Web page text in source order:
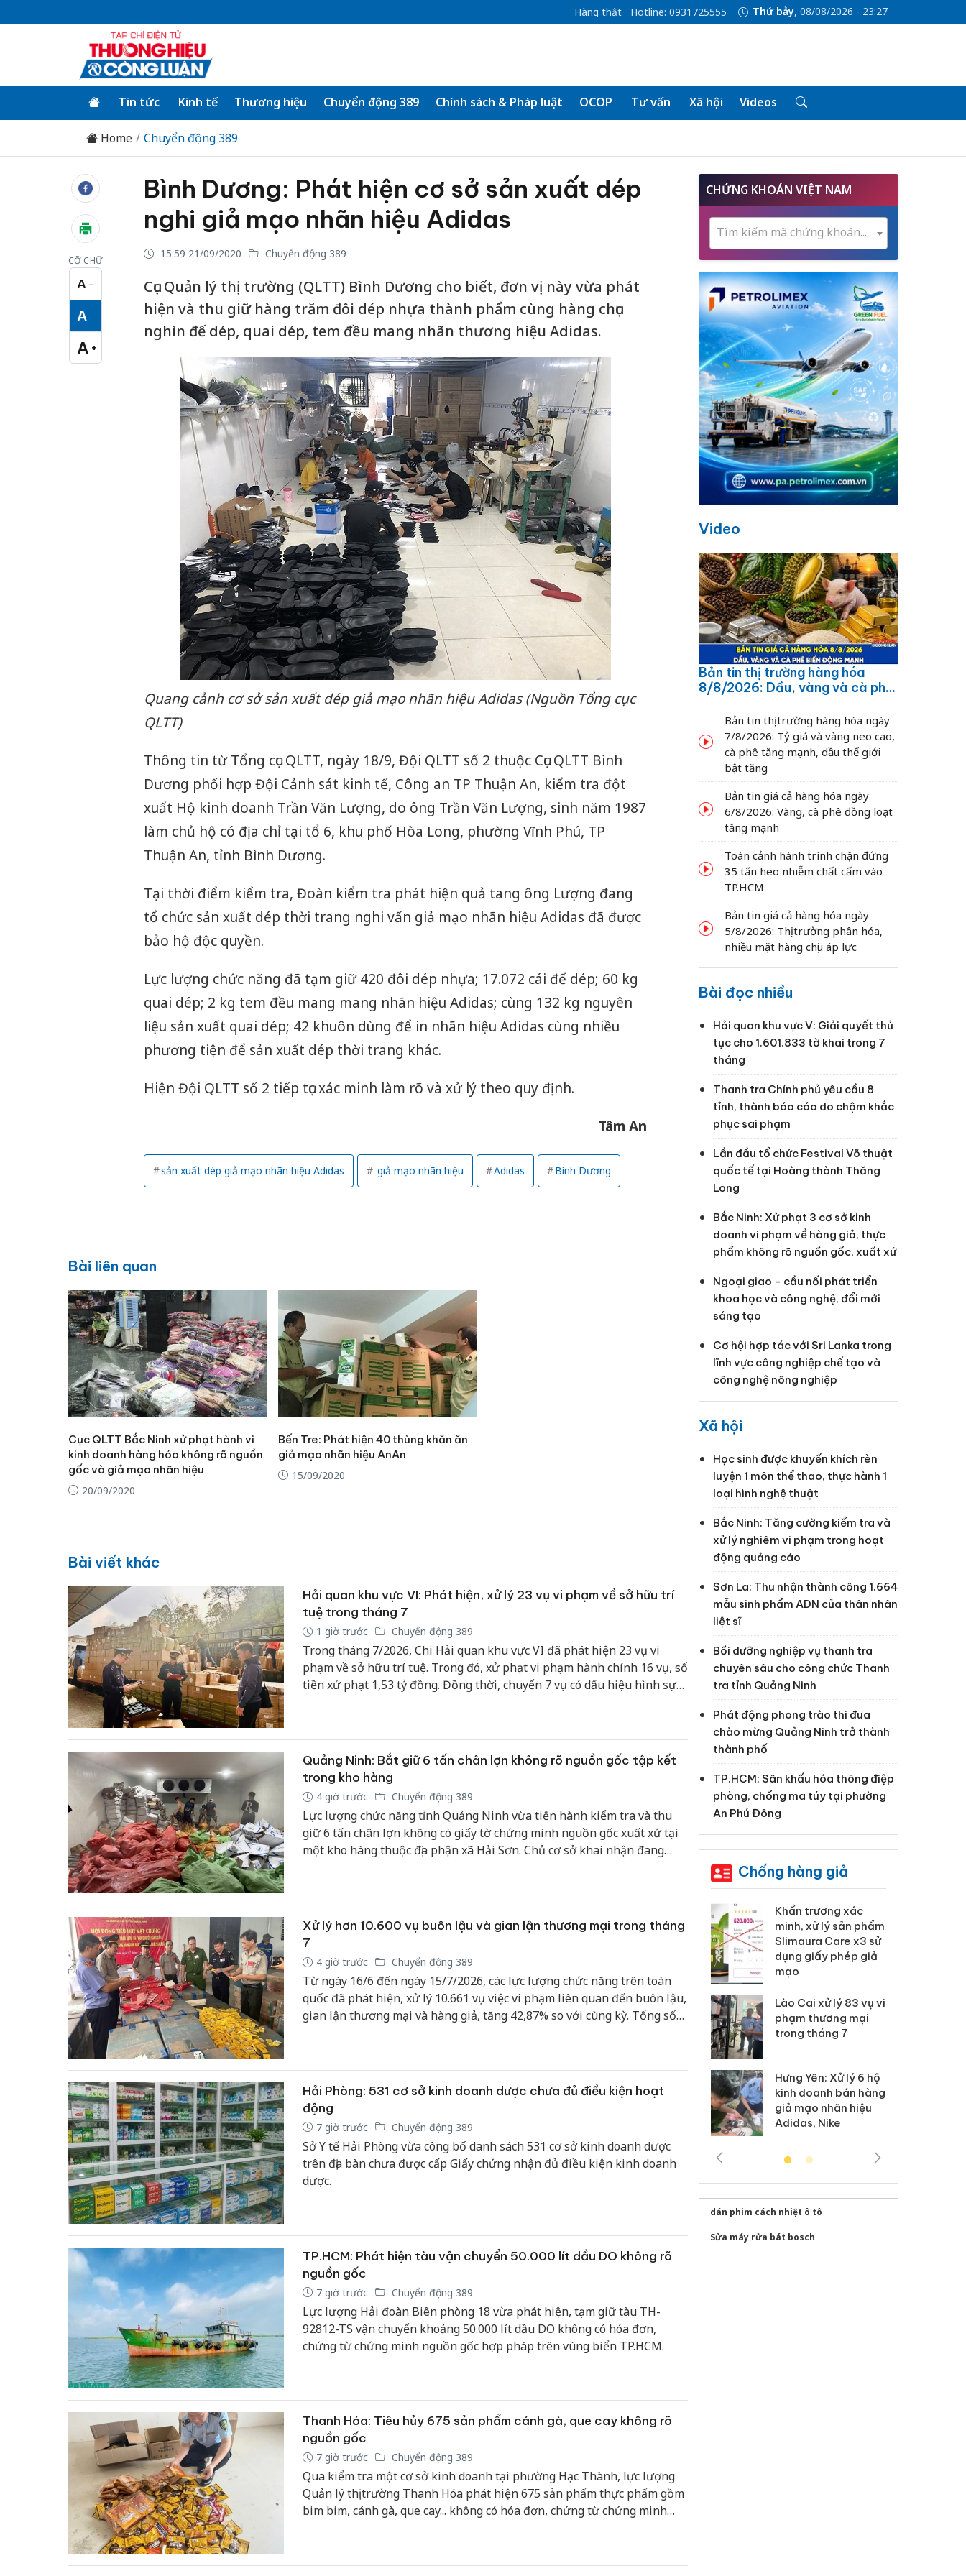
Hàng thật Hotline: 0931725555 Thứ bảy, 08/08/2026 - 23:27
Tin tức Kinh tế Thương hiệu Chuyển động 389 Chính sách & Pháp luật OCOP Tư vấn Xã hội Videos
Home Chuyển động 389
CỠ CHỮ
A −
Cỡ chữ nhỏ
A
Cỡ chữ vừa
A +
Cỡ chữ lớn
Bình Dương: Phát hiện cơ sở sản xuất dép
nghi giả mạo nhãn hiệu Adidas
15:59 21/09/2020 Chuyển động 389
Cục Quản lý thị trường (QLTT) Bình Dương cho biết, đơn vị này vừa phát
hiện và thu giữ hàng trăm đôi dép nhựa thành phẩm cùng hàng chục
nghìn đế dép, quai dép, tem đều mang nhãn thương hiệu Adidas.
Quang cảnh cơ sở sản xuất dép giả mạo nhãn hiệu Adidas (Nguồn Tổng cục
QLTT)
Thông tin từ Tổng cục QLTT, ngày 18/9, Đội QLTT số 2 thuộc Cục QLTT Bình
Dương phối hợp Đội Cảnh sát kinh tế, Công an TP Thuận An, kiểm tra đột
xuất Hộ kinh doanh Trần Văn Lượng, do ông Trần Văn Lượng, sinh năm 1987
làm chủ hộ có địa chỉ tại tổ 6, khu phố Hòa Long, phường Vĩnh Phú, TP
Thuận An, tỉnh Bình Dương.
Tại thời điểm kiểm tra, Đoàn kiểm tra phát hiện quả tang ông Lượng đang
tổ chức sản xuất dép thời trang nghi vấn giả mạo nhãn hiệu Adidas đã được
bảo hộ độc quyền.
Lực lượng chức năng đã tạm giữ 420 đôi dép nhựa; 17.072 cái đế dép; 60 kg
quai dép; 2 kg tem đều mang mang nhãn hiệu Adidas; cùng 132 kg nguyên
liệu sản xuất quai dép; 42 khuôn dùng để in nhãn hiệu Adidas cùng nhiều
phương tiện để sản xuất dép thời trang khác.
Hiện Đội QLTT số 2 tiếp tục xác minh làm rõ và xử lý theo quy định.
Tâm An
sản xuất dép giả mạo nhãn hiệu Adidas giả mạo nhãn hiệu Adidas Bình Dương
Bài liên quan
Cục QLTT Bắc Ninh xử phạt hành vi
kinh doanh hàng hóa không rõ nguồn
gốc và giả mạo nhãn hiệu
20/09/2020
Bến Tre: Phát hiện 40 thùng khăn ăn
giả mạo nhãn hiệu AnAn
15/09/2020
Bài viết khác
Hải quan khu vực VI: Phát hiện, xử lý 23 vụ vi phạm về sở hữu trí
tuệ trong tháng 7
1 giờ trước Chuyển động 389
Trong tháng 7/2026, Chi Hải quan khu vực VI đã phát hiện 23 vụ vi
phạm về sở hữu trí tuệ. Trong đó, xử phạt vi phạm hành chính 16 vụ, số
tiền xử phạt 1,53 tỷ đồng. Đồng thời, chuyển 7 vụ có dấu hiệu hình sự
Quảng Ninh: Bắt giữ 6 tấn chân lợn không rõ nguồn gốc tập kết
trong kho hàng
4 giờ trước Chuyển động 389
Lực lượng chức năng tỉnh Quảng Ninh vừa tiến hành kiểm tra và thu
giữ 6 tấn chân lợn không có giấy tờ chứng minh nguồn gốc xuất xứ tại
một kho hàng thuộc địa phận xã Hải Sơn. Chủ cơ sở khai nhận đang
Xử lý hơn 10.600 vụ buôn lậu và gian lận thương mại trong tháng
7
4 giờ trước Chuyển động 389
Từ ngày 16/6 đến ngày 15/7/2026, các lực lượng chức năng trên toàn
quốc đã phát hiện, xử lý 10.661 vụ việc vi phạm liên quan đến buôn lậu,
gian lận thương mại và hàng giả, tăng 42,87% so với cùng kỳ. Tổng số
Hải Phòng: 531 cơ sở kinh doanh dược chưa đủ điều kiện hoạt
động
7 giờ trước Chuyển động 389
Sở Y tế Hải Phòng vừa công bố danh sách 531 cơ sở kinh doanh dược
trên địa bàn chưa được cấp Giấy chứng nhận đủ điều kiện kinh doanh
dược.
TP.HCM: Phát hiện tàu vận chuyển 50.000 lít dầu DO không rõ
nguồn gốc
7 giờ trước Chuyển động 389
Lực lượng Hải đoàn Biên phòng 18 vừa phát hiện, tạm giữ tàu TH-
92812-TS vận chuyển khoảng 50.000 lít dầu DO không có hóa đơn,
chứng từ chứng minh nguồn gốc hợp pháp trên vùng biển TP.HCM.
Thanh Hóa: Tiêu hủy 675 sản phẩm cánh gà, que cay không rõ
nguồn gốc
7 giờ trước Chuyển động 389
Qua kiểm tra một cơ sở kinh doanh tại phường Hạc Thành, lực lượng
Quản lý thị trường Thanh Hóa phát hiện 675 sản phẩm thực phẩm gồm
bim bim, cánh gà, que cay... không có hóa đơn, chứng từ chứng minh
CHỨNG KHOÁN VIỆT NAM
Tìm kiếm mã chứng khoán...
Video
Bản tin thị trường hàng hóa
8/8/2026: Dầu, vàng và cà phê
Bản tin thị trường hàng hóa ngày
7/8/2026: Tỷ giá và vàng neo cao,
cà phê tăng mạnh, dầu thế giới
bật tăng
Bản tin giá cả hàng hóa ngày
6/8/2026: Vàng, cà phê đồng loạt
tăng mạnh
Toàn cảnh hành trình chặn đứng
35 tấn heo nhiễm chất cấm vào
TP.HCM
Bản tin giá cả hàng hóa ngày
5/8/2026: Thị trường phân hóa,
nhiều mặt hàng chịu áp lực
Bài đọc nhiều
Hải quan khu vực V: Giải quyết thủ
tục cho 1.601.833 tờ khai trong 7
tháng
Thanh tra Chính phủ yêu cầu 8
tỉnh, thành báo cáo do chậm khắc
phục sai phạm
Lần đầu tổ chức Festival Võ thuật
quốc tế tại Hoàng thành Thăng
Long
Bắc Ninh: Xử phạt 3 cơ sở kinh
doanh vi phạm về hàng giả, thực
phẩm không rõ nguồn gốc, xuất xứ
Ngoại giao - cầu nối phát triển
khoa học và công nghệ, đổi mới
sáng tạo
Cơ hội hợp tác với Sri Lanka trong
lĩnh vực công nghiệp chế tạo và
công nghệ nông nghiệp
Xã hội
Học sinh được khuyến khích rèn
luyện 1 môn thể thao, thực hành 1
loại hình nghệ thuật
Bắc Ninh: Tăng cường kiểm tra và
xử lý nghiêm vi phạm trong hoạt
động quảng cáo
Sơn La: Thu nhận thành công 1.664
mẫu sinh phẩm ADN của thân nhân
liệt sĩ
Bồi dưỡng nghiệp vụ thanh tra
chuyên sâu cho công chức Thanh
tra tỉnh Quảng Ninh
Phát động phong trào thi đua
chào mừng Quảng Ninh trở thành
thành phố
TP.HCM: Sân khấu hóa thông điệp
phòng, chống ma túy tại phường
An Phú Đông
Chống hàng giả
công khai hàng ngàn
Công an Thanh Hóa
tìm bị hại trong vụ
hại trong vụ án buôn
Khẩn trương xác
minh, xử lý sản phẩm
Slimaura Care x3 sử
dụng giấy phép giả
mạo
Lào Cai xử lý 83 vụ vi
phạm thương mại
trong tháng 7
Hưng Yên: Xử lý 6 hộ
kinh doanh bán hàng
giả mạo nhãn hiệu
Adidas, Nike
dán phim cách nhiệt ô tô
Sửa máy rửa bát bosch